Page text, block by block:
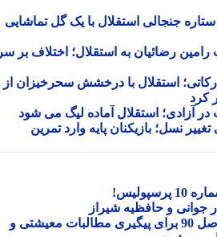
جنجالی استقلال با یک گل تماشایی
رضائیان به استقلال؛ اختلاف بر سر
استقلال با درخشش سحرخیزان از
استقلال آماده لیگ می شود
نسل؛ بازیکنان پایه وارد تمرین
و حافظیه شیراز
نشست ویژه کمیسیون اصل 90 برای پیگیری مطالبات معیشتی و